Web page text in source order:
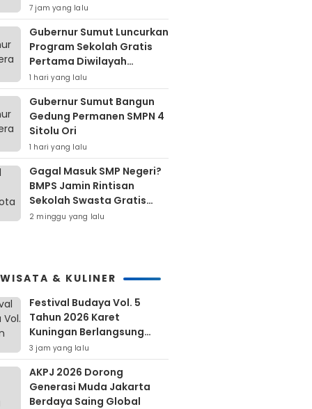
Ekonomi Jangka Panjang
7 jam yang lalu
Gubernur Sumut Luncurkan
Program Sekolah Gratis
Pertama Diwilayah
Kepulauan Nias
1 hari yang lalu
Gubernur Sumut Bangun
Gedung Permanen SMPN 4
Sitolu Ori
1 hari yang lalu
Gagal Masuk SMP Negeri?
BMPS Jamin Rintisan
Sekolah Swasta Gratis
Untuk Masyarakat Kota
2 minggu yang lalu
& KULINER
Festival Budaya Vol. 5
Tahun 2026 Karet
Kuningan Berlangsung
Meriah
3 jam yang lalu
AKPJ 2026 Dorong
Generasi Muda Jakarta
Berdaya Saing Global